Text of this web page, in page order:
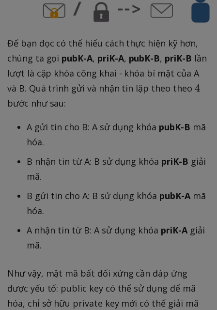
Để bạn đọc có thể hiểu cách thực hiện kỹ hơn,
chúng ta gọi pubK-A, priK-A, pubK-B, priK-B lần
lượt là cặp khóa công khai - khóa bí mật của A
và B. Quá trình gửi và nhận tin lặp theo theo 4
4
bước như sau:
A gửi tin cho B: A sử dụng khóa pubK-B mã
hóa.
B nhận tin từ A: B sử dụng khóa priK-B giải
mã.
B gửi tin cho A: B sử dụng khóa pubK-Amã
hóa.
A nhận tin từ B: A sử dụng khóa priK-Agiải
mã.
Như vậy, mật mã bất đối xứng cần đáp ứng
được yếu tố: public key có thể sử dụng để mã
hóa, chỉ sở hữu private key mới có thể giải mã